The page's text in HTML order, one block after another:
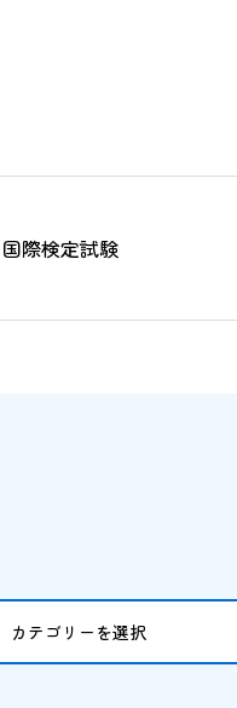
国際検定試験